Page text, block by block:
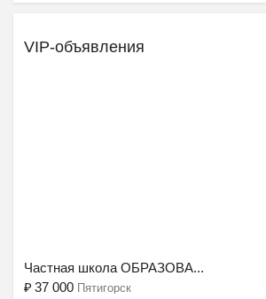
VIP-объявления
Частная школа ОБРАЗОВА...
₽ 37 000 Пятигорск